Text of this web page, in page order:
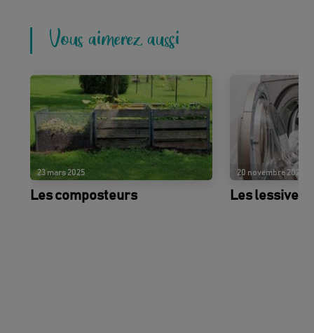
Vous aimerez aussi
23 mars 2025
Les composteurs
20 novembre 2025
Les lessives